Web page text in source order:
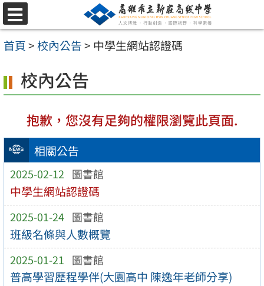
跳
至
主
內
選
單
首頁>校內公告> 中學生網站認證碼
相關公告
2025-02-12 圖書館
中學生網站認證碼
2025-01-24 圖書館
班級名條與人數概覽
2025-01-21 圖書館
普高學習歷程學伴(大園高中 陳逸年老師分享)
校內公告
抱歉，您沒有足夠的權限瀏覽此頁面.